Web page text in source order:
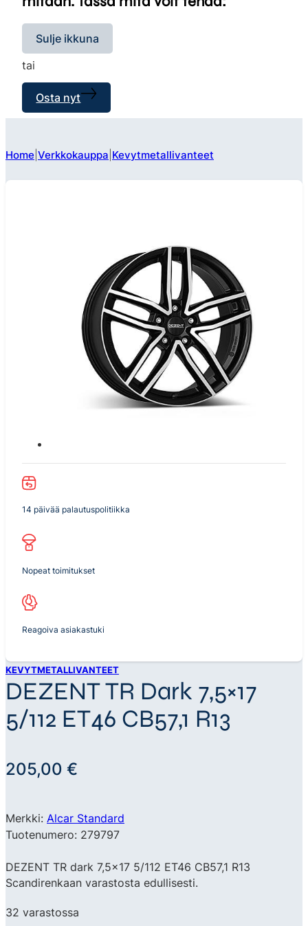
Sulje ikkuna
tai
Osta nyt
Home Verkkokauppa Kevytmetallivanteet
14 päivää palautuspolitiikka
Nopeat toimitukset
Reagoiva asiakastuki
KEVYTMETALLIVANTEET
DEZENT TR Dark 7,5×17
5/112 ET46 CB57,1 R13
205,00 €
Merkki: Alcar Standard
Tuotenumero: 279797
DEZENT TR dark 7,5×17 5/112 ET46 CB57,1 R13
Scandirenkaan varastosta edullisesti.
32 varastossa